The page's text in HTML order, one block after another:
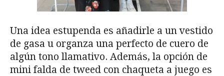
Una idea estupenda es añadirle a un vestido
de gasa u organza una perfecto de cuero de
algún tono llamativo. Además, la opción de
mini falda de tweed con chaqueta a juego es